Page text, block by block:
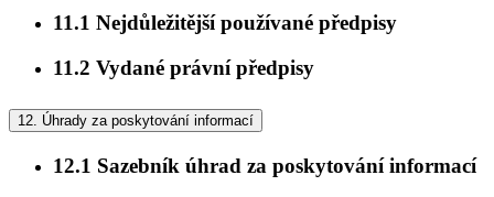
11.1 Nejdůležitější používané předpisy
11.2 Vydané právní předpisy
12. Úhrady za poskytování informací
12.1 Sazebník úhrad za poskytování informací